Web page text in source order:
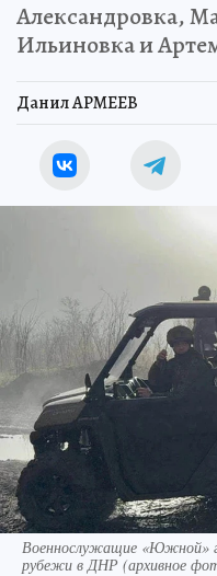
Александровка,
Ильиновка и
Данил АРМЕЕВ
Военнослужащие «Южной»
рубежи в ДНР (архивное